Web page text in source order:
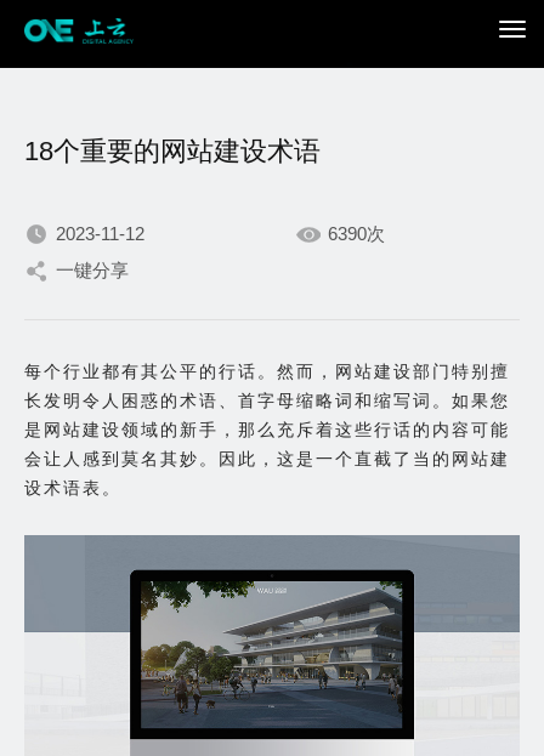
只为在数字世界打造更加
出色的你。
18个重要的网站建设术语
2023-11-12
6390次
一键分享
每个行业都有其公平的行话。然而，网站建设部门特别擅
长发明令人困惑的术语、首字母缩略词和缩写词。如果您
是网站建设领域的新手，那么充斥着这些行话的内容可能
会让人感到莫名其妙。因此，这是一个直截了当的网站建
设术语表。